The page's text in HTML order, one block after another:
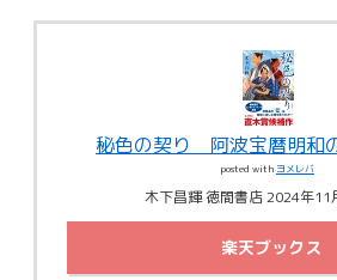
秘色の契り 阿波宝暦明
posted with ヨメレバ
木下昌輝 徳間書店 2024年11
楽天ブックス